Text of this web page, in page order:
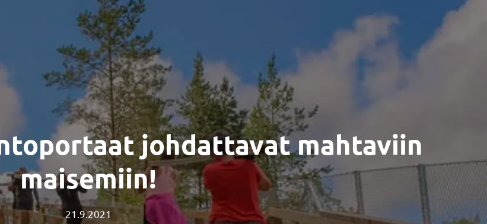
johdattavat mahtaviin
maisemiin!
21.9.2021